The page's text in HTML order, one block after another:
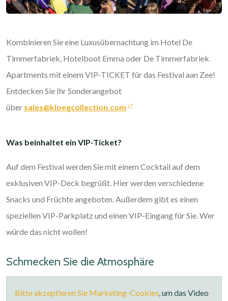
Kombinieren Sie eine Luxusübernachtung im Hotel De
Timmerfabriek, Hotelboot Emma oder De Timmerfabriek
Apartments mit einem VIP-TICKET für das Festival aan Zee!
Entdecken Sie Ihr Sonderangebot
über sales@kloegcollection.com
Was beinhaltet ein VIP-Ticket?
Auf dem Festival werden Sie mit einem Cocktail auf dem
exklusiven VIP-Deck begrüßt. Hier werden verschiedene
Snacks und Früchte angeboten. Außerdem gibt es einen
speziellen VIP-Parkplatz und einen VIP-Eingang für Sie. Wer
würde das nicht wollen!
Schmecken Sie die Atmosphäre
Bitte akzeptieren Sie Marketing-Cookies, um das Video